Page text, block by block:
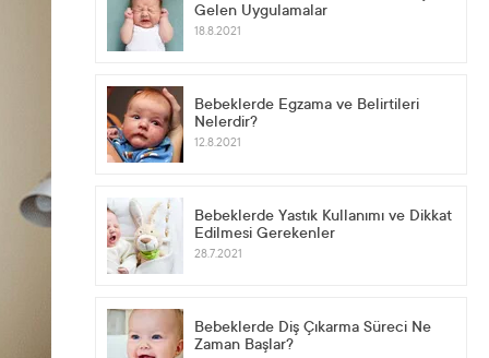
Gelen Uygulamalar
18.8.2021
Bebeklerde Egzama ve Belirtileri
Nelerdir?
12.8.2021
Bebeklerde Yastık Kullanımı ve Dikkat
Edilmesi Gerekenler
28.7.2021
Bebeklerde Diş Çıkarma Süreci Ne
Zaman Başlar?